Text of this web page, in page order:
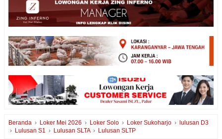
Beranda › Loker Mei 2026 › Loker Solo › Loker Sukoharjo › lulusan D3
› Lulusan S1 › Lulusan SLTA › Lulusan SLTP